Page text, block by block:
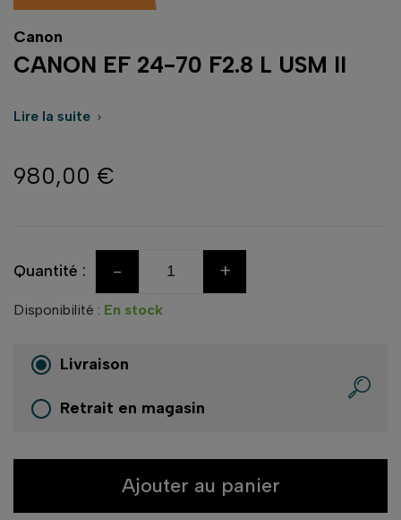
Canon
CANON EF 24-70 F2.8 L USM II
Lire la suite 
980,00 €
Quantité : - +
Disponibilité : En stock
Livraison
Retrait en magasin
Ajouter au panier